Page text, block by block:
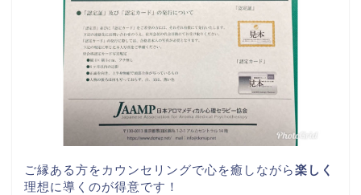
ご縁ある方をカウンセリングで心を癒しながら楽しく
理想に導くのが得意です！